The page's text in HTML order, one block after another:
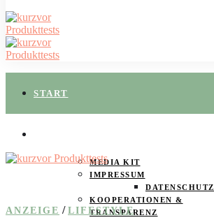
START
MEDIA KIT
IMPRESSUM
DATENSCHUTZ
KOOPERATIONEN &
TRANSPARENZ
ANZEIGE / LIFESTYLE